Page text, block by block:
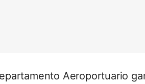
Aeroportuario